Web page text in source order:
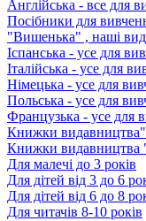
Англійська - все для
Посібники для
"Вишенька" , наші
Іспанська - усе для
Італійська - усе для
Німецька - усе для
Польська - усе для
Французька - усе для
Книжки
Книжки видавництва
Для малечі до 3 років
Для дітей від 3 до 6
Для дітей від 6 до 8
Для читачів 8-10 років